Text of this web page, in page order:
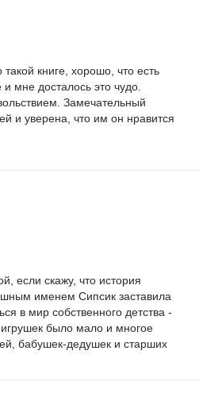
книге, хорошо, что есть
мне досталось это чудо.
Замечательный
и уверена, что им он нравится
если скажу, что история
именем Сипсик заставила
в мир собственного детства -
было мало и многое
бабушек-дедушек и старших